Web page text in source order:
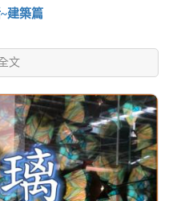
建築篇
文